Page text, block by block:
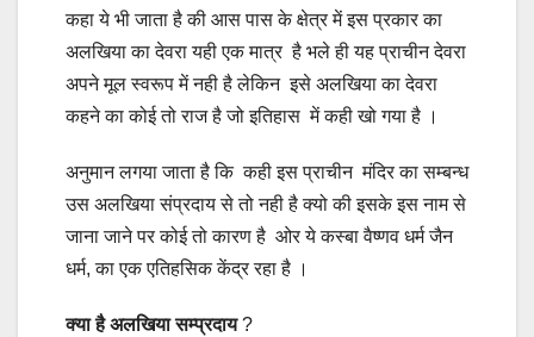
कहा ये भी जाता है की आस पास के क्षेत्र में इस प्रकार का
अलखिया का देवरा यही एक मात्र है भले ही यह प्राचीन देवरा
अपने मूल स्वरूप में नही है लेकिन इसे अलखिया का देवरा
कहने का कोई तो राज है जो इतिहास में कही खो गया है ।
अनुमान लगया जाता है कि कही इस प्राचीन मंदिर का सम्बन्ध
उस अलखिया संप्रदाय से तो नही है क्यो की इसके इस नाम से
जाना जाने पर कोई तो कारण है ओर ये कस्बा वैष्णव धर्म जैन
धर्म, का एक एतिहसिक केंद्र रहा है ।
क्या है अलखिया सम्प्रदाय?